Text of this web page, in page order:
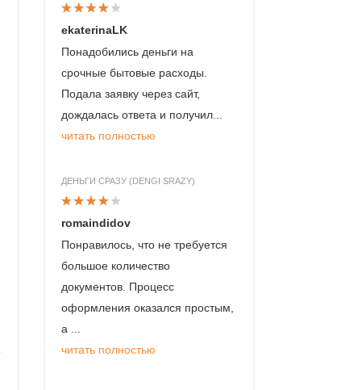
ekaterinaLK
Понадобились деньги на
срочные бытовые расходы.
Подала заявку через сайт,
дождалась ответа и получил...
читать полностью
ДЕНЬГИ СРАЗУ (DENGI SRAZY)
romaindidov
Понравилось, что не требуется
большое количество
документов. Процесс
оформления оказался простым,
а ...
читать полностью